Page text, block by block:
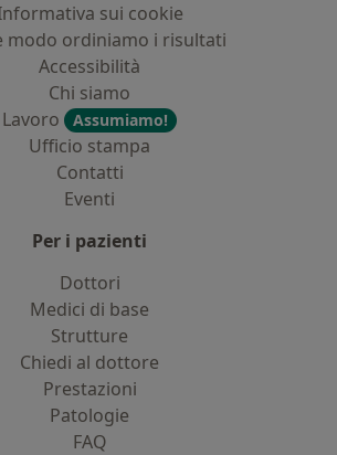
sui cookie
modo ordiniamo i risultati
Accessibilità
Chi siamo
Lavoro
Assumiamo!
Ufficio stampa
Contatti
Eventi
Per i pazienti
Dottori
Medici di base
Strutture
Chiedi al dottore
Prestazioni
Patologie
FAQ